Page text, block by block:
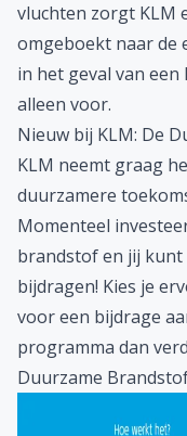
vluchten zorgt KLM
omgeboekt naar de
in het geval van
alleen voor.
Nieuw bij KLM: De
KLM neemt graag
duurzamere
Momenteel
brandstof en jij
bijdragen! Kies je
voor een bijdrage
programma dan
Duurzame